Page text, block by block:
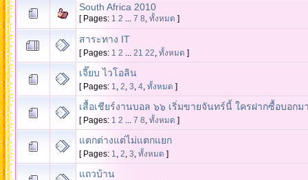
South Africa 2010
[ Pages: 1 2 7 8 ทั้งหมด ]
สาระทาง IT
[ Pages: 1 2 21 22 ทั้งหมด ]
เจี๊ยบ ไวโอลิน
[ Pages: 1 2 3 4, ทั้งหมด ]
เสื้อเชียร์งานบอล ๖๖ เริ่มขายจันทร์นี้ ใครฝากซื้อบอกม
[ Pages: 1 2 7 8 ทั้งหมด ]
แตกต่างแต่ไม่แตกแยก
[ Pages: 1 2 3 ทั้งหมด ]
แถวบ้าน